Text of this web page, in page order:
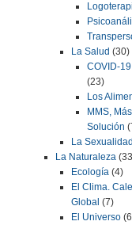
La Salud (30)
COVID-
(23)
Los
MMS,
Solución
La Sexualidad
La Naturaleza
Ecología (4)
El Clima.
Global (7)
El Universo